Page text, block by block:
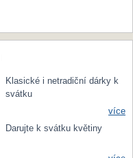
Klasické i netradiční dárky k
svátku
více
Darujte k svátku květiny